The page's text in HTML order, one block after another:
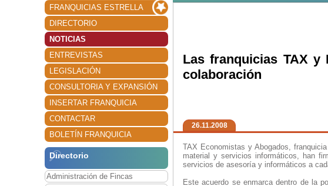
FRANQUICIAS ESTRELLA
DIRECTORIO
NOTICIAS
ENTREVISTAS
LEGISLACIÓN
CONSULTORIA Y EXPANSIÓN
INSERTAR FRANQUICIA
CONTACTAR
BOLETÍN FRANQUICIA
Directorio
Administración de Fincas
Las franquicias TAX y
colaboración
26.11.2008
TAX Economistas y Abogados,
material y servicios informáticos, han
servicios de asesoría y informáticos a
Este acuerdo se enmarca dentro de la